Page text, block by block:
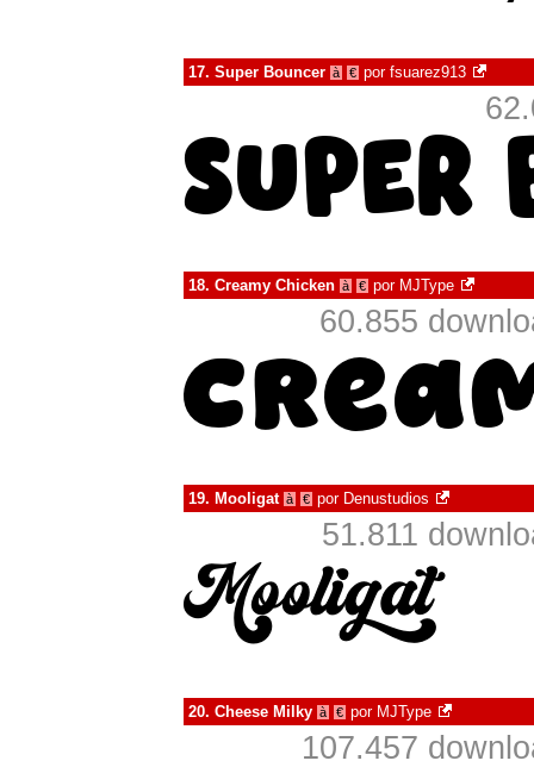
17. Super Bouncer à € por fsuarez913
18. Creamy Chicken à € por MJType
60.855
19. Mooligat à € por Denustudios
51.811
20. Cheese Milky à € por MJType
107.457